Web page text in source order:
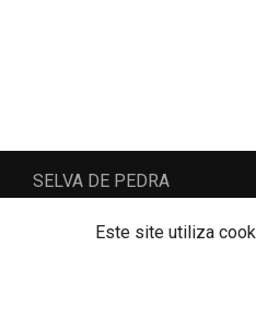
Este site utiliza
SELVA DE PEDRA